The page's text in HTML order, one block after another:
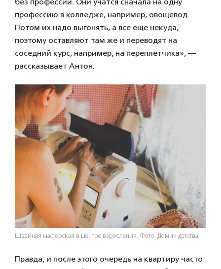
профессию в колледже, например, овощевод.
Потом их надо выгонять, а все еще некуда,
поэтому оставляют там же и переводят на
соседний курс, например, на переплетчика», —
рассказывает Антон.
Швейная мастерская в Центре взросления. Фото: Домик детства
Правда, и после этого очередь на квартиру часто